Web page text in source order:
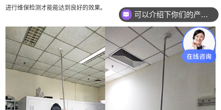
进行维保检测才能能达到良好的效果。
可以介绍下你们的产品么？